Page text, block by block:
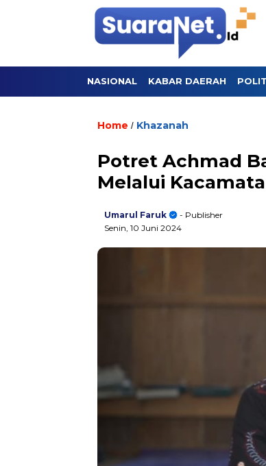
NASIONAL KABAR DAERAH
Home / Khazanah
Potret Achmad
Melalui
Umarul Faruk
- Publisher
Senin, 10 Juni 2024